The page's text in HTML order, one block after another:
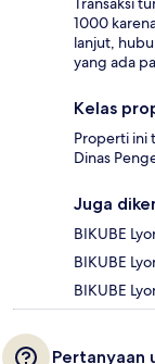
1000
lanjut,
yang ada
Kelas
Properti ini
Dinas
Juga
BIKUBE
BIKUBE
BIKUBE
Pertanyaan